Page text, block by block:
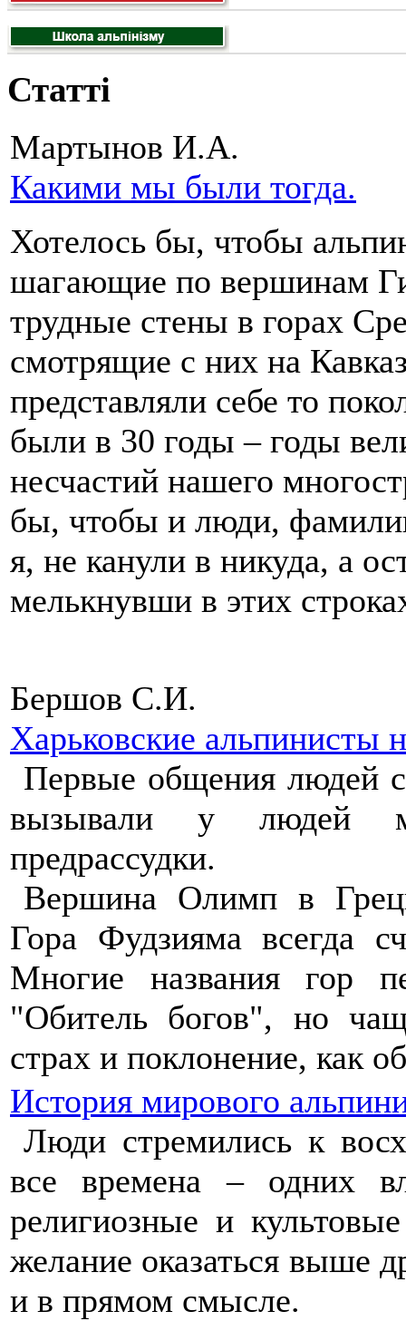
Статті
Мартынов И.А.
Какими мы были тогда.
Хотелось бы, чтобы
шагающие по вершинам
трудные стены в горах
смотрящие с них на
представляли себе то
были в 30 годы – годы
несчастий нашего
бы, чтобы и люди,
я, не канули в никуда, а
мелькнувши в этих
Бершов С.И.
Харьковские альпинисты
Первые общения людей
вызывали у людей
предрассудки.
Вершина Олимп в
Гора Фудзияма всегда
Многие названия гор
"Обитель богов", но
страх и поклонение, как
История мирового
Люди стремились к
все времена – одних
религиозные и
желание оказаться выше
и в прямом смысле.